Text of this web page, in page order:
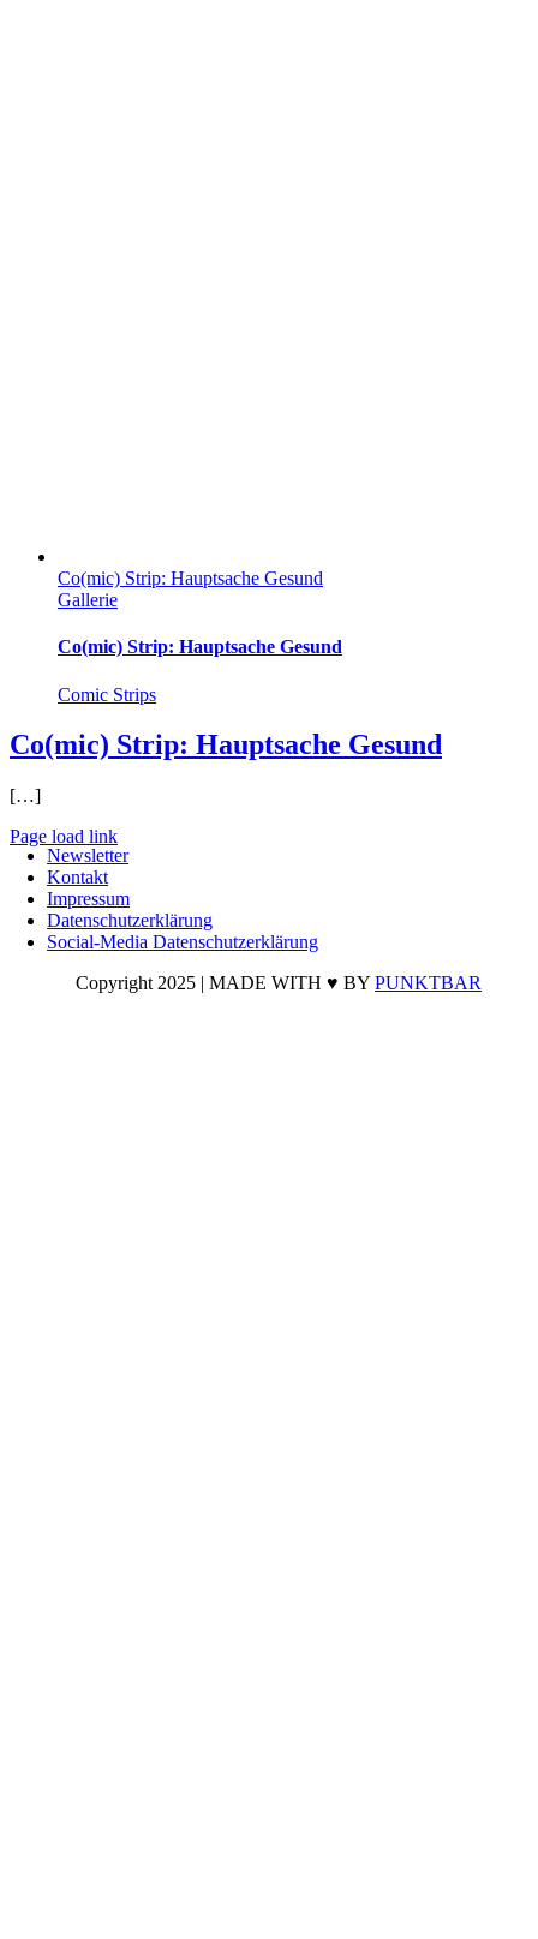
Co(mic) Strip: Hauptsache Gesund
Gallerie
Co(mic) Strip: Hauptsache Gesund
Comic Strips
Co(mic) Strip: Hauptsache Gesund
[…]
Newsletter
Kontakt
Impressum
Datenschutzerklärung
Social-Media Datenschutzerklärung
Copyright 2025 | MADE WITH ♥ BY PUNKTBAR
Page load link
Nach
oben